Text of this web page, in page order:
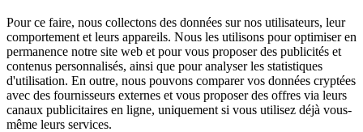
Pour ce faire, nous collectons des données sur nos utilisateurs, leur
comportement et leurs appareils. Nous les utilisons pour optimiser en
permanence notre site web et pour vous proposer des publicités et
contenus personnalisés, ainsi que pour analyser les statistiques
d'utilisation. En outre, nous pouvons comparer vos données cryptées
avec des fournisseurs externes et vous proposer des offres via leurs
canaux publicitaires en ligne, uniquement si vous utilisez déjà vous-
même leurs services.